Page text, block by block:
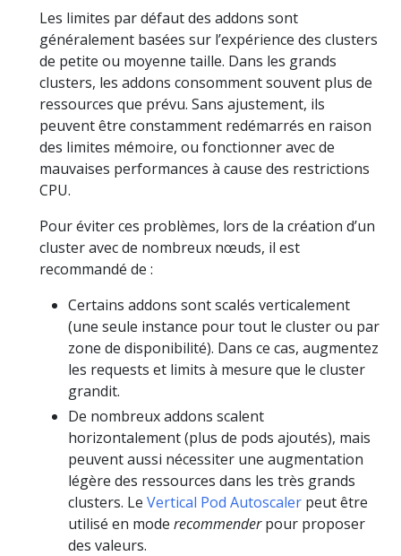
Les limites par défaut des addons sont
généralement basées sur l’expérience des clusters
de petite ou moyenne taille. Dans les grands
clusters, les addons consomment souvent plus de
ressources que prévu. Sans ajustement, ils
peuvent être constamment redémarrés en raison
des limites mémoire, ou fonctionner avec de
mauvaises performances à cause des restrictions
CPU.
Pour éviter ces problèmes, lors de la création d’un
cluster avec de nombreux nœuds, il est
recommandé de :
Certains addons sont scalés verticalement
(une seule instance pour tout le cluster ou par
zone de disponibilité). Dans ce cas, augmentez
les requests et limits à mesure que le cluster
grandit.
De nombreux addons scalent
horizontalement (plus de pods ajoutés), mais
peuvent aussi nécessiter une augmentation
légère des ressources dans les très grands
clusters. Le Vertical Pod Autoscaler peut être
utilisé en mode recommenderpour proposer
des valeurs.